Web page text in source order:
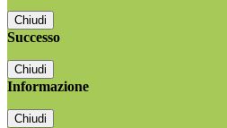
Chiudi
Successo
Chiudi
Informazione
Chiudi